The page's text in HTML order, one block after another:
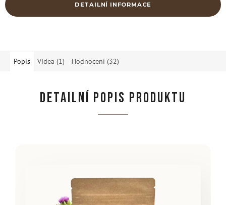
DETAILNÍ INFORMACE
Popis Videa (1) Hodnocení (32)
DETAILNÍ POPIS PRODUKTU